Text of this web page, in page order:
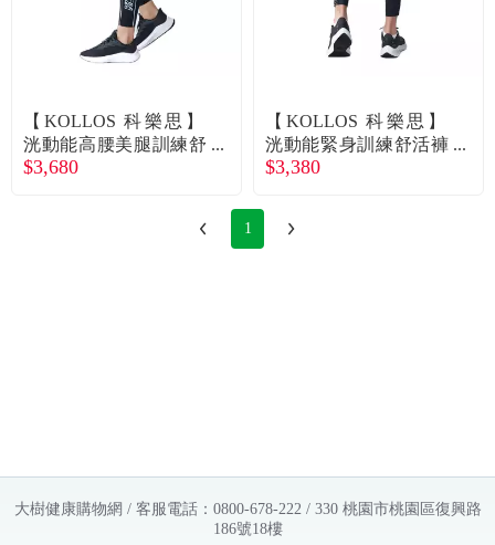
常見問題
折價券、紅利說明
【KOLLOS 科樂思】
洸動能高腰美腿訓練舒
活褲 女款（XS / S / M /
$3,680
【KOLLOS 科樂思】
洸動能緊身訓練舒活褲
男款（S / M / L / XL / 2
$3,380
1
大樹健康購物網 / 客服電話：0800-678-222 / 330 桃園市桃園區復興路
186號18樓